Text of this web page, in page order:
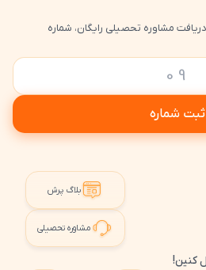
مشاوره تحصیلی رایگان، شماره
ثبت شماره
بلاگ پرش
مشاوره تحصیلی
کنین!